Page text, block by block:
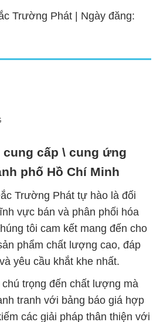
Trường Phát | Ngày đăng:
cấp \ cung ứng
phố Hồ Chí Minh
Trường Phát tự hào là đối
vực bán và phân phối hóa
tôi cam kết mang đến cho
phẩm chất lượng cao, đáp
yêu cầu khắt khe nhất.
trọng đến chất lượng mà
tranh với bảng báo giá hợp
các giải pháp thân thiện với